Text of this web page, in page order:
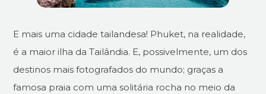
E mais uma cidade tailandesa! Phuket, na realidade,
é a maior ilha da Tailândia. E, possivelmente, um dos
destinos mais fotografados do mundo; graças a
famosa praia com uma solitária rocha no meio da